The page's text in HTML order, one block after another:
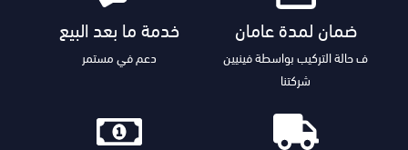
ضمان لمدة عامان
ف حالة التركيب بواسطة فينيين
شركتنا
خدمة ما بعد البيع
دعم في مستمر